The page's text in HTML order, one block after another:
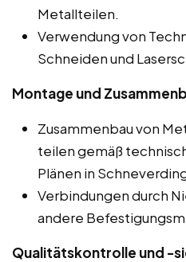
Metallteilen.
Verwendung von
Schneiden und
Montage und
Zusammenbau von
teilen gemäß
Plänen in
Verbindungen durch
andere
Qualitätskontrolle und -